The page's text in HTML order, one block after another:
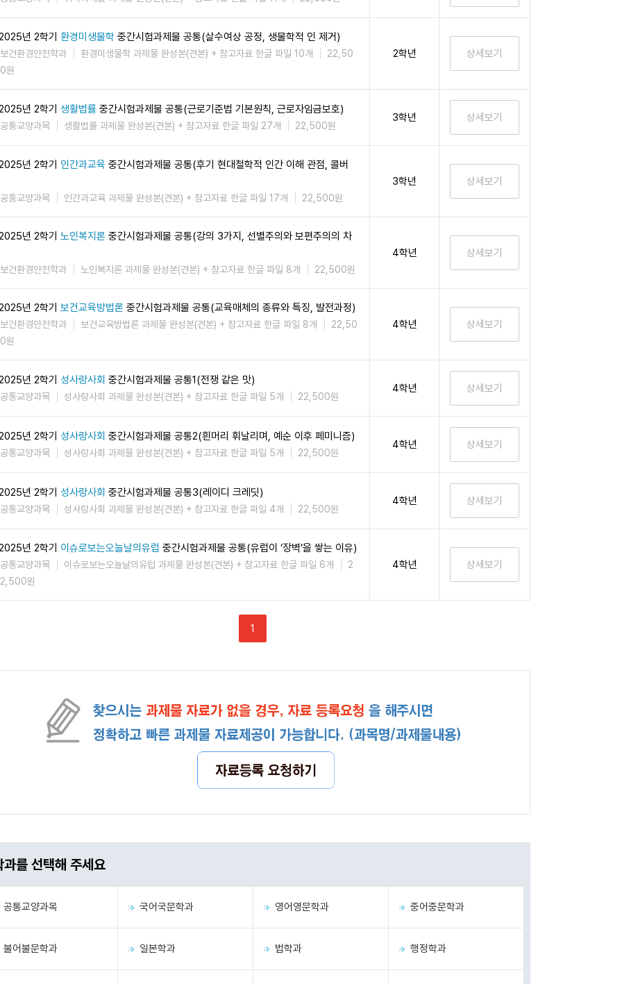
년 2학기 환경미생물학 중간시험과제물 공통(살수여상 공정, 생물학적 인 제거)
보건환경안전학과 환경미생물학 과제물 완성본(견본) + 참고자료 한글 파일 10개
22,50
0원
2학년
년 2학기 생활법률 중간시험과제물 공통(근로기준법 기본원칙, 근로자임금보호)
공통교양과목 생활법률 과제물 완성본(견본) + 참고자료 한글 파일 27개 22,500원
3학년
년 2학기 인간과교육 중간시험과제물 공통(후기 현대철학적 인간 이해 관점, 콜버
공통교양과목 인간과교육 과제물 완성본(견본) + 참고자료 한글 파일 17개 22,500원
3학년
년 2학기 노인복지론 중간시험과제물 공통(강의 3가지, 선별주의와 보편주의의 차
보건환경안전학과 노인복지론 과제물 완성본(견본) + 참고자료 한글 파일 8개 22,500원
4학년
년 2학기 보건교육방법론 중간시험과제물 공통(교육매체의 종류와 특징, 발전과정)
보건환경안전학과 보건교육방법론 과제물 완성본(견본) + 참고자료 한글 파일 8개
22,50
0원
4학년
년 2학기 성사랑사회 중간시험과제물 공통1(전쟁 같은 맛)
공통교양과목 성사랑사회 과제물 완성본(견본) + 참고자료 한글 파일 5개 22,500원
4학년
년 2학기 성사랑사회 중간시험과제물 공통2(흰머리 휘날리며, 예순 이후 페미니즘)
공통교양과목 성사랑사회 과제물 완성본(견본) + 참고자료 한글 파일 5개 22,500원
4학년
년 2학기 성사랑사회 중간시험과제물 공통3(레이디 크레딧)
공통교양과목 성사랑사회 과제물 완성본(견본) + 참고자료 한글 파일 4개 22,500원
4학년
년 2학기 이슈로보는오늘날의유럽 중간시험과제물 공통(유럽이 ‘장벽’을 쌓는 이유)
공통교양과목 이슈로보는오늘날의유럽 과제물 완성본(견본) + 참고자료 한글 파일 6개
2
2,500원
4학년
과를 선택해 주세요
통교양과목 국어국문학과 영어영문학과 중어중문학과
어불문학과 일본학과 법학과 행정학과